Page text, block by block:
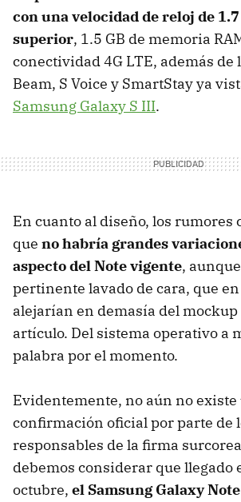
con una velocidad de reloj de 1.7
superior, 1.5 GB de memoria
conectividad 4G LTE, además de
Beam, S Voice y SmartStay ya
Samsung Galaxy S III.
En cuanto al diseño, los rumores
que no habría grandes
aspecto del Note vigente,
pertinente lavado de cara, que
alejarían en demasía del
artículo. Del sistema operativo a
palabra por el momento.
Evidentemente, no aún no existe
confirmación oficial por parte de
responsables de la firma
debemos considerar que llegado
octubre, el Samsung Galaxy